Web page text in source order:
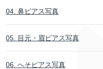
04. 鼻ピアス写真
05. 目元・眉ピアス写真
06. へそピアス写真